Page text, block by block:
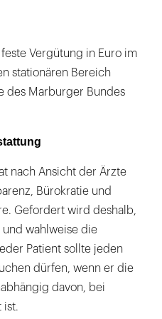
Vergütung in Euro im
stationären Bereich
des Marburger Bundes
nach Ansicht der Ärzte
Bürokratie und
Gefordert wird deshalb,
wahlweise die
Patient sollte jeden
dürfen, wenn er die
davon, bei
ist.